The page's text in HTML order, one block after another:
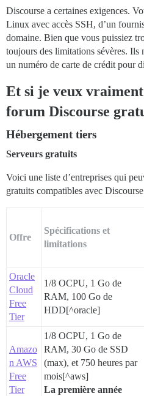
Discourse a certaines exigences.
Linux avec accès SSH, d’un
domaine. Bien que vous puissiez
toujours des limitations sévères. Ils
un numéro de carte de crédit pour
Et si je veux
forum Discourse
Hébergement tiers
Serveurs gratuits
Voici une liste d’entreprises qui
gratuits compatibles avec
Offre
Spécifications et
limitations
Oracle
Cloud
Free
Tier
1/8 OCPU, 1 Go de
RAM, 100 Go de
HDD[^oracle]
Amazo
n AWS
Free
Tier
1/8 OCPU, 1 Go de
RAM, 30 Go de SSD
(max), et 750 heures par
mois[^aws]
La première année